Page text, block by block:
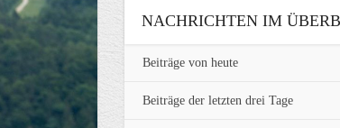
NACHRICHTEN IM
Beiträge von heute
Beiträge der letzten drei Tage